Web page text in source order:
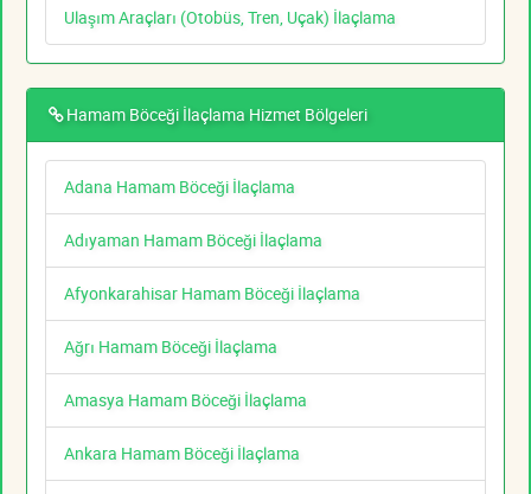
Ulaşım Araçları (Otobüs, Tren, Uçak) İlaçlama
Hamam Böceği İlaçlama Hizmet Bölgeleri
Adana Hamam Böceği İlaçlama
Adıyaman Hamam Böceği İlaçlama
Afyonkarahisar Hamam Böceği İlaçlama
Ağrı Hamam Böceği İlaçlama
Amasya Hamam Böceği İlaçlama
Ankara Hamam Böceği İlaçlama